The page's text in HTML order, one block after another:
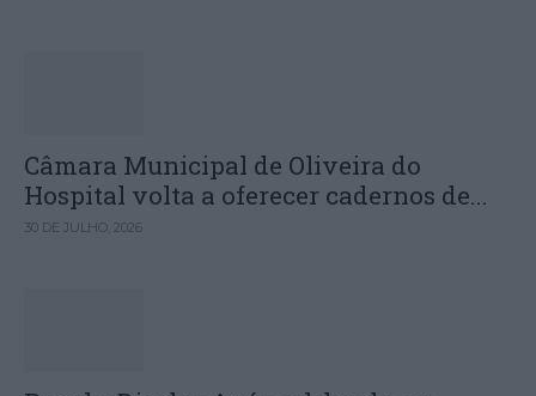
Câmara Municipal de Oliveira do
Hospital volta a oferecer cadernos de...
30 DE JULHO, 2026